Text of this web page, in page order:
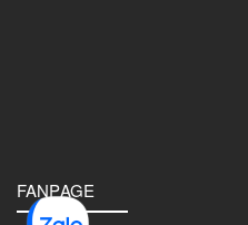
FANPAGE